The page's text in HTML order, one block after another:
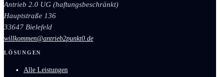
Antrieb 2.0 UG (haftungsbeschränkt)
Hauptstraße 136
33647 Bielefeld
willkommen@antrieb2punkt0.de
LÖSUNGEN
Alle Leistungen